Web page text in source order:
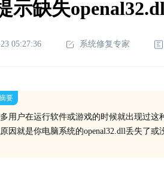
示缺失
05:27:36 系统修复专家
要
用户在运行软件或游戏的时候就出现过这
因就是你电脑系统的openal32.dll丢失了或